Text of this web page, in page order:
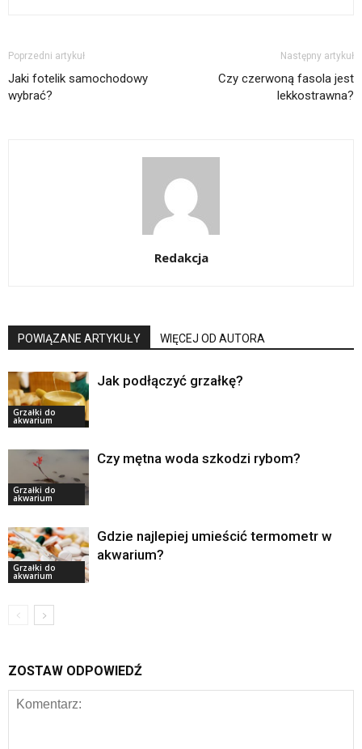
Poprzedni artykuł
Jaki fotelik samochodowy
wybrać?
Następny artykuł
Czy czerwoną fasola jest
lekkostrawna?
Redakcja
POWIĄZANE ARTYKUŁY WIĘCEJ OD AUTORA
Grzałki do
akwarium
Jak podłączyć grzałkę?
Grzałki do
akwarium
Czy mętna woda szkodzi rybom?
Grzałki do
akwarium
Gdzie najlepiej umieścić termometr w
akwarium?
ZOSTAW ODPOWIEDŹ